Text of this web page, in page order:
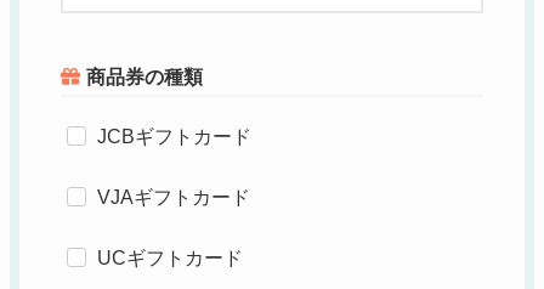
商品券の種類
JCBギフトカード
VJAギフトカード
UCギフトカード